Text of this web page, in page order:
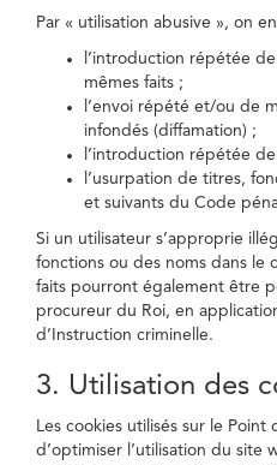
Par « utilisation abusive », on
l’introduction répétée
mêmes faits ;
l’envoi répété et/ou de
infondés (diffamation) ;
l’introduction répétée
l’usurpation de titres,
et suivants du Code
Si un utilisateur s’approprie
fonctions ou des noms dans le
faits pourront également être
procureur du Roi, en
d’Instruction criminelle.
3. Utilisation des
Les cookies utilisés sur le
d’optimiser l’utilisation du site